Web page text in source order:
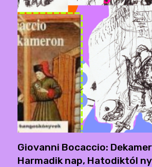
Giovanni Bocaccio:
Harmadik nap, Hatodiktól